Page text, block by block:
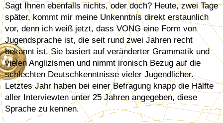
Sagt Ihnen ebenfalls nichts, oder doch? Heute, zwei Tage
später, kommt mir meine Unkenntnis direkt erstaunlich
vor, denn ich weiß jetzt, dass VONG eine Form von
Jugendsprache ist, die seit rund zwei Jahren recht
bekannt ist. Sie basiert auf veränderter Grammatik und
vielen Anglizismen und nimmt ironisch Bezug auf die
schlechten Deutschkenntnisse vieler Jugendlicher.
Letztes Jahr haben bei einer Befragung knapp die Hälfte
aller Interviewten unter 25 Jahren angegeben, diese
Sprache zu kennen.